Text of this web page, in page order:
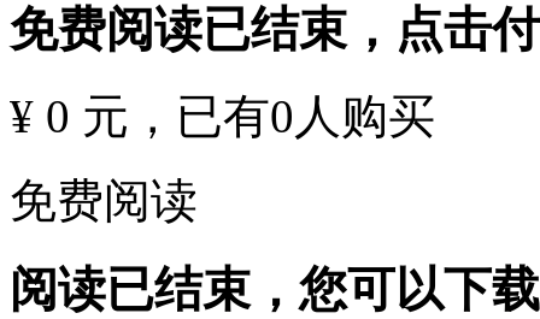
免费阅读已结束，点击
¥ 0 元 ，已有0 人购买
免费阅读
阅读已结束，您可以下